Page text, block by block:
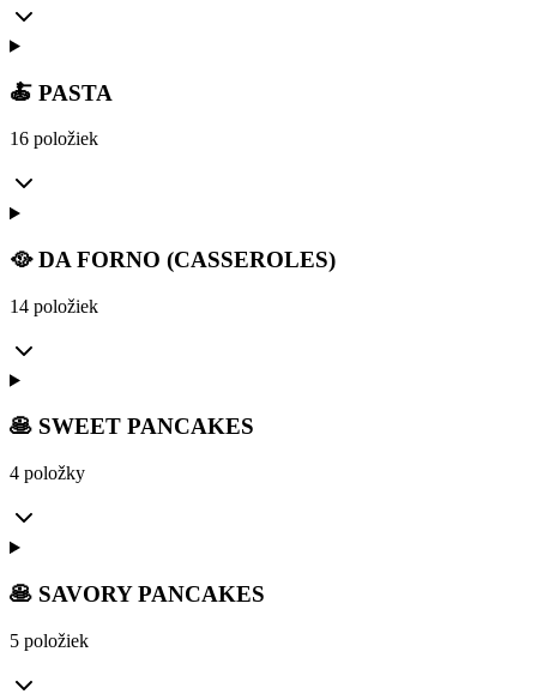
🍝 PASTA
16 položiek
🥘 DA FORNO (CASSEROLES)
14 položiek
🥞 SWEET PANCAKES
4 položky
🥞 SAVORY PANCAKES
5 položiek